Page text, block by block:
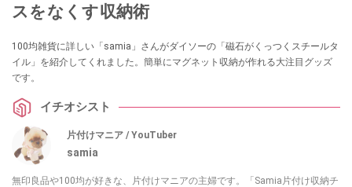
スをなくす収納術
100均雑貨に詳しい「samia」さんがダイソーの「磁石がくっつくスチールタ
イル」を紹介してくれました。簡単にマグネット収納が作れる大注目グッズ
です。
イチオシスト
片付けマニア / YouTuber
samia
無印良品や100均が好きな、片付けマニアの主婦です。「Samia片付け収納チ